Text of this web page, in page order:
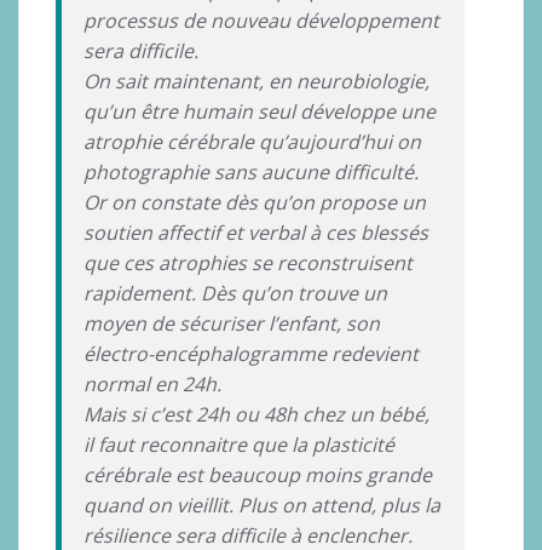
processus de nouveau développement
sera difficile.
On sait maintenant, en neurobiologie,
qu’un être humain seul développe une
atrophie cérébrale qu’aujourd’hui on
photographie sans aucune difficulté.
Or on constate dès qu’on propose un
soutien affectif et verbal à ces blessés
que ces atrophies se reconstruisent
rapidement. Dès qu’on trouve un
moyen de sécuriser l’enfant, son
électro-encéphalogramme redevient
normal en 24h.
Mais si c’est 24h ou 48h chez un bébé,
il faut reconnaitre que la plasticité
cérébrale est beaucoup moins grande
quand on vieillit. Plus on attend, plus la
résilience sera difficile à enclencher.